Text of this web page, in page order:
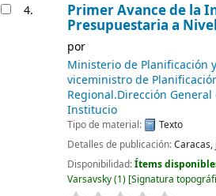
4. Primer Avance de la
Presupuestaria a
por
Ministerio de Planificación
viceministro de
Regional.Dirección
Institucio
Tipo de material:
Texto
Detalles de publicación:
Disponibilidad:Ítems
Varsavsky(1) Signatura